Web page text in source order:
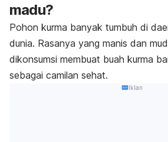
madu?
Pohon kurma banyak tumbuh di
dunia. Rasanya yang manis dan
dikonsumsi membuat buah kurma
sebagai camilan sehat.
Iklan